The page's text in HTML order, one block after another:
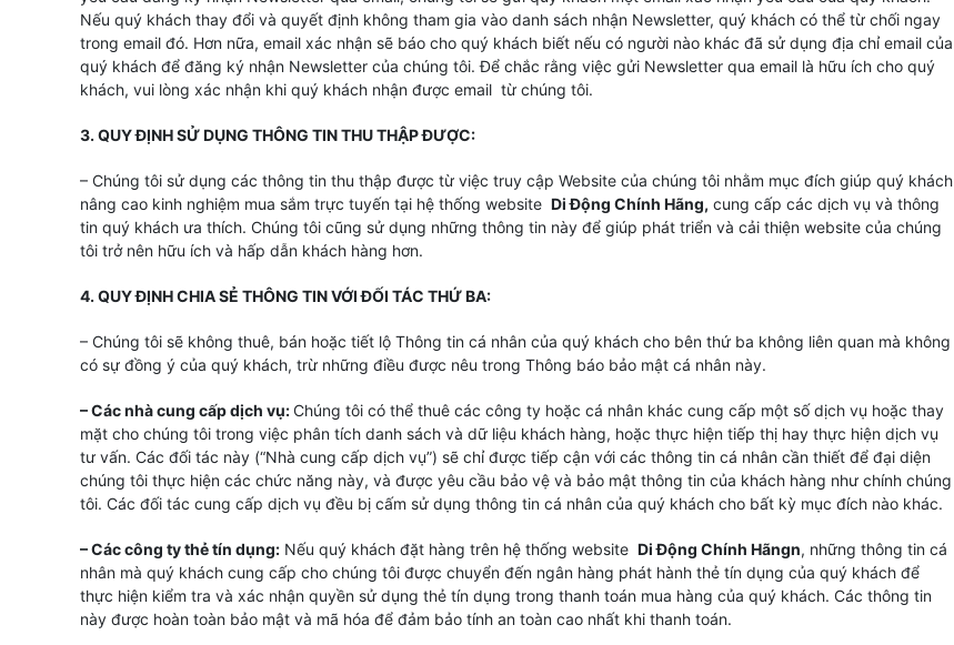
Nếu quý khách thay đổi và quyết định không tham gia vào danh sách nhận Newsletter, quý khách có thể từ chối ngay
trong email đó. Hơn nữa, email xác nhận sẽ báo cho quý khách biết nếu có người nào khác đã sử dụng địa chỉ email của
quý khách để đăng ký nhận Newsletter của chúng tôi. Để chắc rằng việc gửi Newsletter qua email là hữu ích cho quý
khách, vui lòng xác nhận khi quý khách nhận được email từ chúng tôi.
3. QUY ĐỊNH SỬ DỤNG THÔNG TIN THU THẬP ĐƯỢC:
– Chúng tôi sử dụng các thông tin thu thập được từ việc truy cập Website của chúng tôi nhằm mục đích giúp quý khách
nâng cao kinh nghiệm mua sắm trực tuyến tại hệ thống website Di Động Chính Hãng, cung cấp các dịch vụ và thông
tin quý khách ưa thích. Chúng tôi cũng sử dụng những thông tin này để giúp phát triển và cải thiện website của chúng
tôi trở nên hữu ích và hấp dẫn khách hàng hơn.
4. QUY ĐỊNH CHIA SẺ THÔNG TIN VỚI ĐỐI TÁC THỨ BA:
– Chúng tôi sẽ không thuê, bán hoặc tiết lộ Thông tin cá nhân của quý khách cho bên thứ ba không liên quan mà không
có sự đồng ý của quý khách, trừ những điều được nêu trong Thông báo bảo mật cá nhân này.
– Các nhà cung cấp dịch vụ:Chúng tôi có thể thuê các công ty hoặc cá nhân khác cung cấp một số dịch vụ hoặc thay
mặt cho chúng tôi trong việc phân tích danh sách và dữ liệu khách hàng, hoặc thực hiện tiếp thị hay thực hiện dịch vụ
tư vấn. Các đối tác này (“Nhà cung cấp dịch vụ”) sẽ chỉ được tiếp cận với các thông tin cá nhân cần thiết để đại diện
chúng tôi thực hiện các chức năng này, và được yêu cầu bảo vệ và bảo mật thông tin của khách hàng như chính chúng
tôi. Các đối tác cung cấp dịch vụ đều bị cấm sử dụng thông tin cá nhân của quý khách cho bất kỳ mục đích nào khác.
– Các công ty thẻ tín dụng: Nếu quý khách đặt hàng trên hệ thống website Di Động Chính Hãngn, những thông tin cá
nhân mà quý khách cung cấp cho chúng tôi được chuyển đến ngân hàng phát hành thẻ tín dụng của quý khách để
thực hiện kiểm tra và xác nhận quyền sử dụng thẻ tín dụng trong thanh toán mua hàng của quý khách. Các thông tin
này được hoàn toàn bảo mật và mã hóa để đảm bảo tính an toàn cao nhất khi thanh toán.